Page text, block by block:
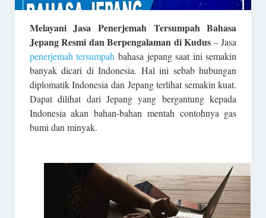
Melayani Jasa Penerjemah Tersumpah Bahasa
Jepang Resmi dan Berpengalaman di Kudus – Jasa
penerjemah tersumpah bahasa jepang saat ini semakin
banyak dicari di Indonesia. Hal ini sebab hubungan
diplomatik Indonesia dan Jepang terlihat semakin kuat.
Dapat dilihat dari Jepang yang bergantung kepada
Indonesia akan bahan-bahan mentah contohnya gas
bumi dan minyak.